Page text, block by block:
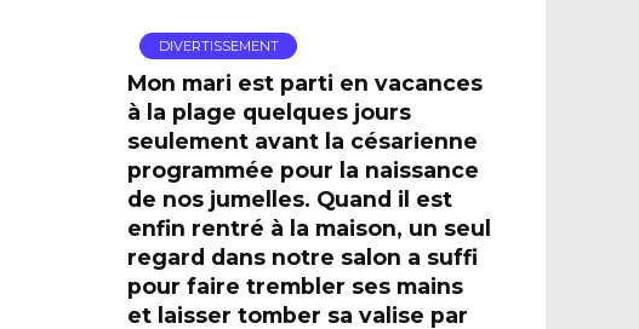
DIVERTISSEMENT
Mon mari est parti en vacances
à la plage quelques jours
seulement avant la césarienne
programmée pour la naissance
de nos jumelles. Quand il est
enfin rentré à la maison, un seul
regard dans notre salon a suffi
pour faire trembler ses mains
et laisser tomber sa valise par